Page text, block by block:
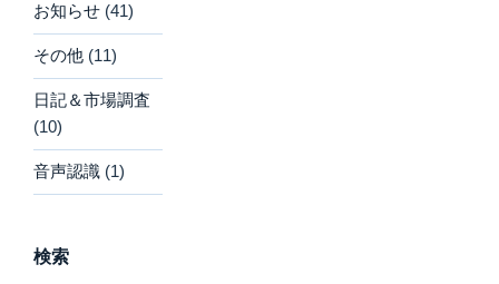
お知らせ (41)
その他 (11)
日記＆市場調査
(10)
音声認識 (1)
検索